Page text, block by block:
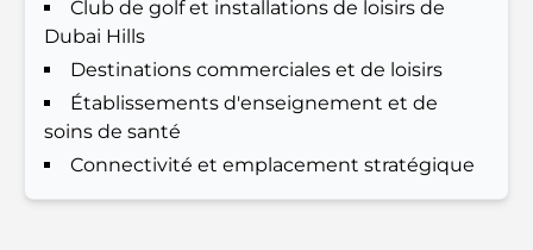
Restaurants italiens du centre-ville de Dubaï : un
Les 7 meilleures salles de sport de Dubai Hills : le
summum du fitness
Le guide ultime des restaurants gastronomiques
Club de golf et installations de loisirs de
Dubai Hills
Destinations commerciales et de loisirs
Établissements d'enseignement et de
soins de santé
Connectivité et emplacement stratégique